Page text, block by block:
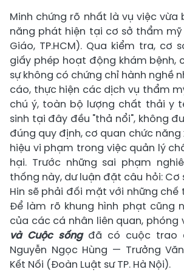
Minh chứng rõ nhất là vụ việc vừa
năng phát hiện tại cơ sở thẩm mỹ
Giáo, TP.HCM). Qua kiểm tra, cơ
giấy phép hoạt động khám bệnh,
sự không có chứng chỉ hành nghề
cáo, thực hiện các dịch vụ thẩm
chú ý, toàn bộ lượng chất thải y
sinh tại đây đều "thả nổi", không
đúng quy định, cơ quan chức
hiệu vi phạm trong việc quản lý
hại. Trước những sai phạm
thống này, dư luận đặt câu hỏi: Cơ
Hin sẽ phải đối mặt với những chế
Để làm rõ khung hình phạt cũng
của các cá nhân liên quan, phóng
và Cuộc sốngđã có cuộc trao
Nguyễn Ngọc Hùng — Trưởng
Kết Nối (Đoàn Luật sư TP. Hà Nội).